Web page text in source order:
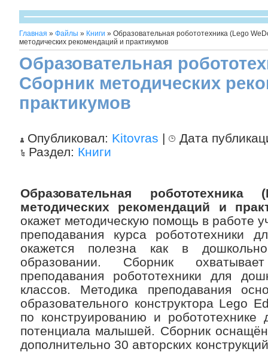
Главная » Файлы » Книги » Образовательная робототехника (Lego
методических рекомендаций и практикумов
Образовательная
Сборник методических
практикумов
Опубликовал: Kitovras |
Дата
Раздел: Книги
Образовательная
методических рекомендаций и
окажет методическую помощь в работе
преподавания курса робототехники
окажется полезна как в
образовании. Сборник
преподавания робототехники для
классов. Методика преподавания
образовательного конструктора Lego
по конструированию и робототехнике
потенциала малышей. Сборник
дополнительно 30 авторских